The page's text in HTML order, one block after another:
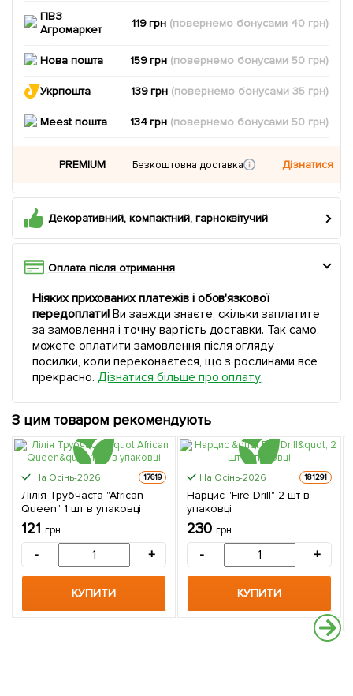
ПВЗ
Агромаркет
119 грн (повернемо бонусами 40 грн)
Нова пошта 159 грн (повернемо бонусами 50 грн)
Укрпошта 139 грн (повернемо бонусами35 грн)
Meest пошта 134 грн (повернемо бонусами 50 грн)
PREMIUM Безкоштовна доставка Дізнатися
Декоративний, компактний, гарноквітучий
Оплата після отримання
Ніяких прихованих платежів і обов'язкової
передоплати!Ви завжди знаєте, скільки заплатите
за замовлення і точну вартість доставки. Так само,
можете оплатити замовлення після огляду
посилки, коли переконаєтеся, що з рослинами все
прекрасно. Дізнатися більше про оплату
З цим товаром рекомендують
На Осінь-2026 17619
Лілія Трубчаста "African
Queen" 1 шт в упаковці
121 грн
- +
КУПИТИ
На Осінь-2026 181291
Нарцис "Fire Drill" 2 шт в
упаковці
230 грн
- +
КУПИТИ